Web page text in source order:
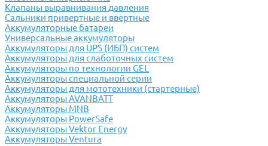
Клапаны выравнивания давления
Сальники привертные и ввертные
Аккумуляторные батареи
Универсальные аккумуляторы
Аккумуляторы для UPS (ИБП) систем
Аккумуляторы для слаботочных систем
Аккумуляторы по технологии GEL
Аккумуляторы специальной серии
Аккумуляторы для мототехники (стартерные)
Аккумуляторы AVANBATT
Аккумуляторы MNB
Аккумуляторы PowerSafe
Аккумуляторы Vektor Energy
Аккумуляторы Ventura